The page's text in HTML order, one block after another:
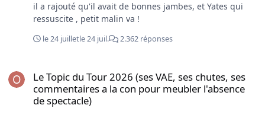
il a rajouté qu'il avait de bonnes jambes, et Yates qui
ressuscite , petit malin va !
le 24 juilletle 24 juil. 2.362 réponses
Le Topic du Tour 2026 (ses VAE, ses chutes, ses
commentaires a la con pour meubler l'absence
de spectacle)